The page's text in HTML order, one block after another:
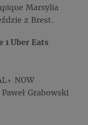
Marsylia
z Brest.
Uber Eats
NOW
Grabowski